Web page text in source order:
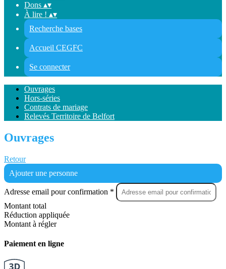
Dons ▴▾
À lire ! ▴▾
Recherche bases
Accueil CEGFC
Se connecter
Ouvrages
Hors-séries
Contrats de mariage
Relevés Territoire de Belfort
Ouvrages
Retour
Ajouter une personne
Adresse email pour confirmation *
Montant total
Réduction appliquée
Montant à régler
Paiement en ligne